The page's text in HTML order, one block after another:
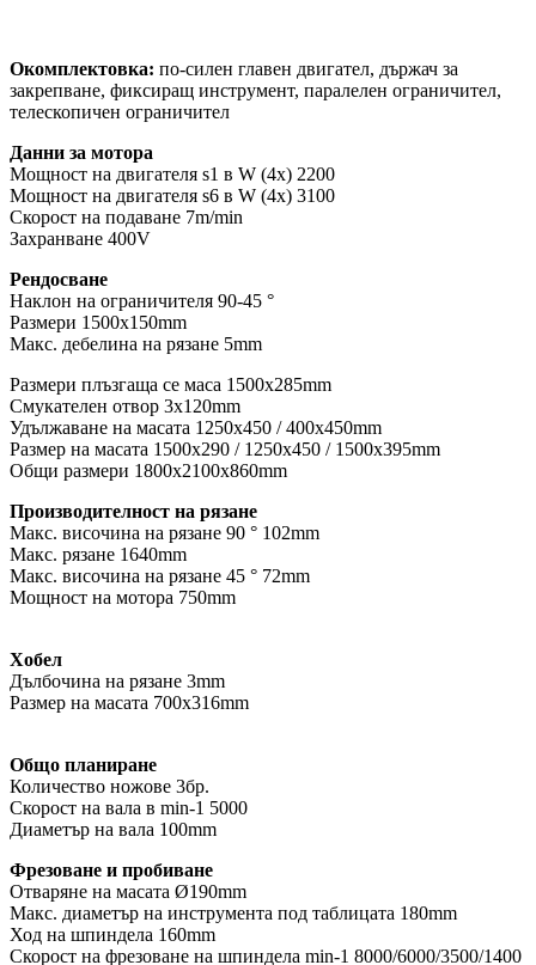
Окомплектовка: по-силен главен двигател, държач за
закрепване, фиксиращ инструмент, паралелен ограничител,
телескопичен ограничител
Данни за мотора
Мощност на двигателя s1 в W (4x) 2200
Мощност на двигателя s6 в W (4х) 3100
Скорост на подаване 7m/min
Захранване 400V
Рендосване
Наклон на ограничителя 90-45 °
Размери 1500x150mm
Макс. дебелина на рязане 5mm
Размери плъзгаща се маса 1500x285mm
Смукателен отвор 3x120mm
Удължаване на масата 1250x450 / 400x450mm
Размер на масата 1500x290 / 1250x450 / 1500x395mm
Общи размери 1800x2100x860mm
Производителност на рязане
Макс. височина на рязане 90 ° 102mm
Макс. рязане 1640mm
Макс. височина на рязане 45 ° 72mm
Мощност на мотора 750mm
Хобел
Дълбочина на рязане 3mm
Размер на масата 700x316mm
Общо планиране
Количество ножове 3бр.
Скорост на вала в min-1 5000
Диаметър на вала 100mm
Фрезоване и пробиване
Отваряне на масата Ø190mm
Макс. диаметър на инструмента под таблицата 180mm
Ход на шпиндела 160mm
Скорост на фрезоване на шпиндела min-1 8000/6000/3500/1400